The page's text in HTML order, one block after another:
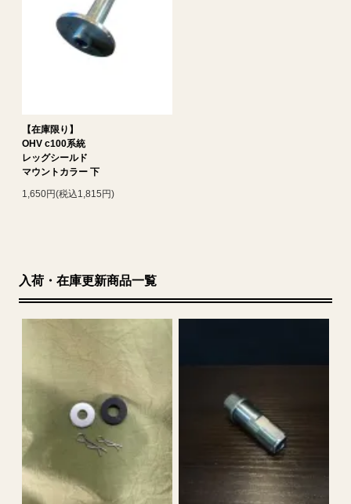
【在庫限り】
OHV c100系統
レッグシールド
マウントカラー 下
1,650円(税込1,815円)
入荷・在庫更新商品一覧